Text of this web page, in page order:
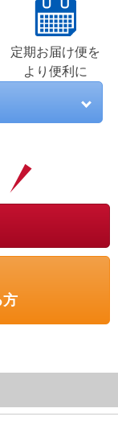
定期お届け便を
より便利に
方